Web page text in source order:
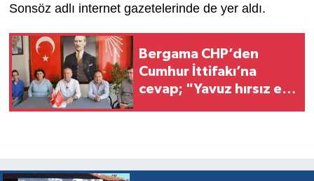
Sonsöz adlı internet gazetelerinde de yer aldı.
Bergama CHP’den
Cumhur İttifakı’na
cevap; "Yavuz hırsız ev